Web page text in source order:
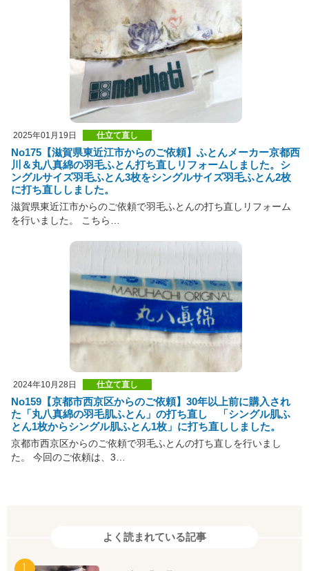
2025年01月19日 仕立て直し
No175【滋賀県東近江市からのご依頼】ふとんメーカー京都西
川＆丸八真綿の羽毛ふとん打ち直しリフォームしました。シ
ングルサイズ羽毛ふとん3枚をシングルサイズ羽毛ふとん2枚
に打ち直ししました。
滋賀県東近江市からのご依頼で羽毛ふとんの打ち直しリフォーム
を行いました。 こちら…
2024年10月28日 仕立て直し
No159【京都市西京区からのご依頼】30年以上前に購入され
た「丸八真綿の羽毛肌ふとん」の打ち直し 「シングル肌ふ
とん1枚からシングル肌ふとん1枚」に打ち直ししました。
京都市西京区からのご依頼で羽毛ふとんの打ち直しを行いまし
た。 今回のご依頼は、3…
よく読まれている記事